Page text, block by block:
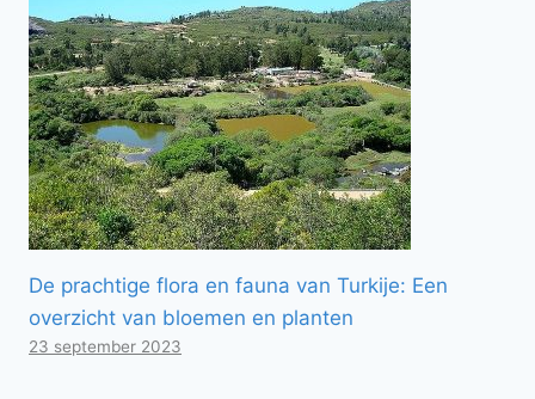
De prachtige flora en fauna van Turkije: Een
overzicht van bloemen en planten
23 september 2023